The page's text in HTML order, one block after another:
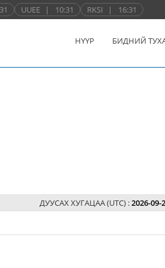
UUEE | 10:31 RKSI | 16:31
НҮҮР БИДНИЙ
ДУУСАХ ХУГАЦАА (UTC) :2026-09-